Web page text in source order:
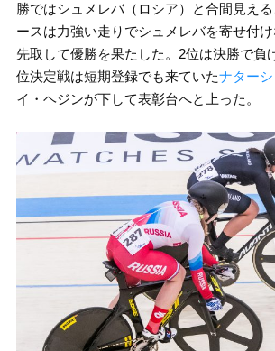
勝ではシュメレバ（ロシア）と合間見え
ースは力強い走りでシュメレバを寄せ付
先取して優勝を果たした。2位は決勝で負
位決定戦は短期登録でも来ていたナター
イ・ヘジンが下して表彰台へと上った。